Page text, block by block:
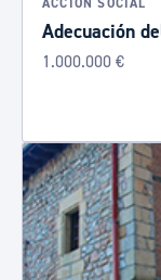
ACCIÓN SOCIAL
Adecuación
1.000.000 €